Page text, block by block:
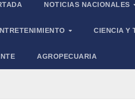
NOTICIAS NACIONALES
CIENCIA Y
AGROPECUARIA